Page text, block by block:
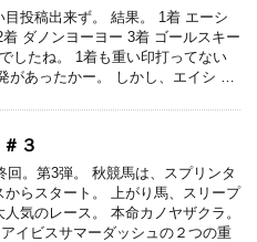
目投稿出来ず。 結果。 1着 エーシ
ダノンヨーヨー 3着 ゴールスキー
したね。 1着も重い印打ってない
があったかー。 しかし、エイシ …
３
回。第3弾。 秋競馬は、スプリンタ
からスタート。 上がり馬、スリープ
人気のレース。 本命カノヤザクラ。
イビスサマーダッシュの２つの重